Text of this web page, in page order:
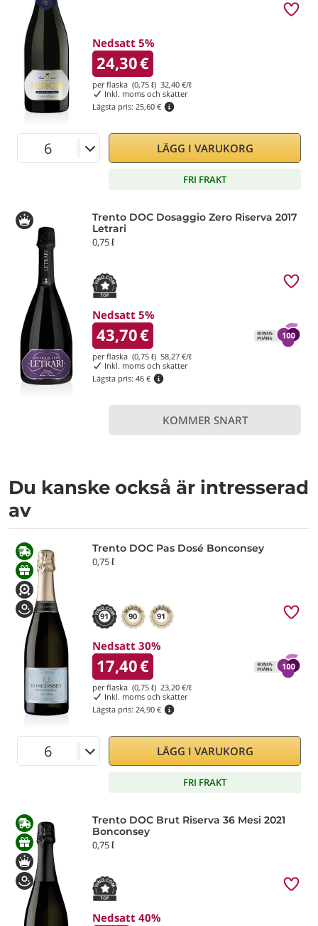
Nedsatt 5%
24,30€
per flaska (0,75 ℓ) 32,40 €/ℓ
Inkl. moms och skatter
Lägsta pris: 25,60 €
LÄGG I VARUKORG
FRI FRAKT
Trento DOC Dosaggio Zero Riserva 2017
Letrari
0,75 ℓ
Nedsatt 5%
43,70€
per flaska (0,75 ℓ) 58,27 €/ℓ
Inkl. moms och skatter
Lägsta pris: 46 €
KOMMER SNART
Du kanske också är intresserad
av
Trento DOC Pas Dosé Bonconsey
0,75 ℓ
91 90 91
Nedsatt 30%
17,40€
per flaska (0,75 ℓ) 23,20 €/ℓ
Inkl. moms och skatter
Lägsta pris: 24,90 €
LÄGG I VARUKORG
FRI FRAKT
Trento DOC Brut Riserva 36 Mesi 2021
Bonconsey
0,75 ℓ
Nedsatt 40%